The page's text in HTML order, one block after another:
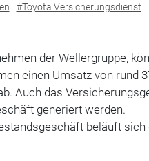
#Toyota Versicherungsdienst
der Wellergruppe,
einen Umsatz von rund
Auch das
generiert werden.
beläuft